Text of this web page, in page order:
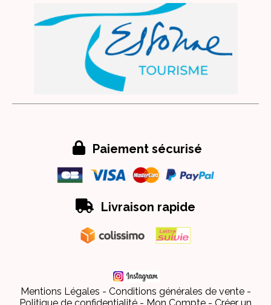
 Paiement sécurisé
 Livraison rapide
Mentions Légales
Conditions générales de vente